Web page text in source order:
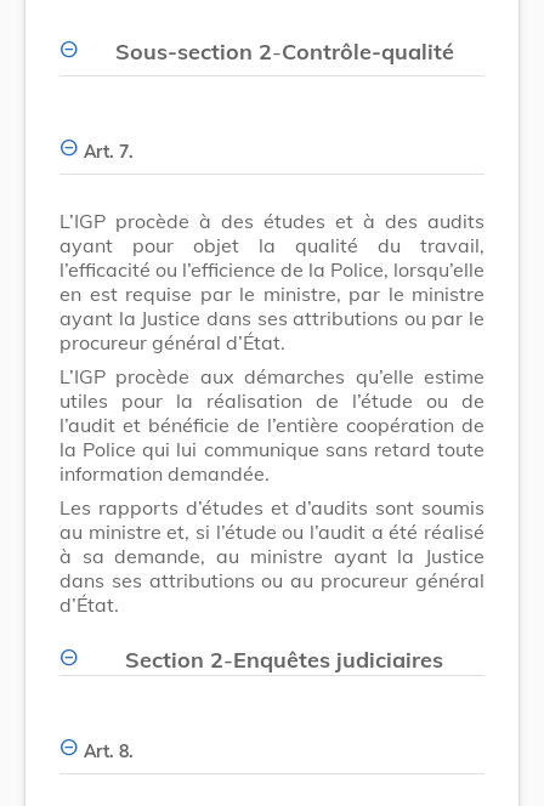
Sous-section 2-Contrôle-qualité
Art. 7.
L’IGP procède à des études et à des audits
ayant pour objet la qualité du travail,
l’efficacité ou l’efficience de la Police, lorsqu’elle
en est requise par le ministre, par le ministre
ayant la Justice dans ses attributions ou par le
procureur général d’État.
L’IGP procède aux démarches qu’elle estime
utiles pour la réalisation de l’étude ou de
l’audit et bénéficie de l’entière coopération de
la Police qui lui communique sans retard toute
information demandée.
Les rapports d’études et d’audits sont soumis
au ministre et, si l’étude ou l’audit a été réalisé
à sa demande, au ministre ayant la Justice
dans ses attributions ou au procureur général
d’État.
Section 2-Enquêtes judiciaires
Art. 8.